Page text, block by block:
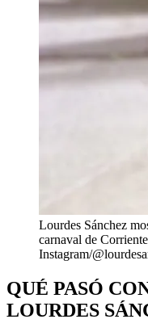
Lourdes Sánchez
carnaval de
Instagram/
QUÉ PASÓ
LOURDES